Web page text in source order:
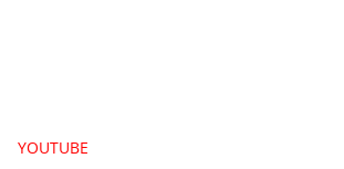
YOUTUBE